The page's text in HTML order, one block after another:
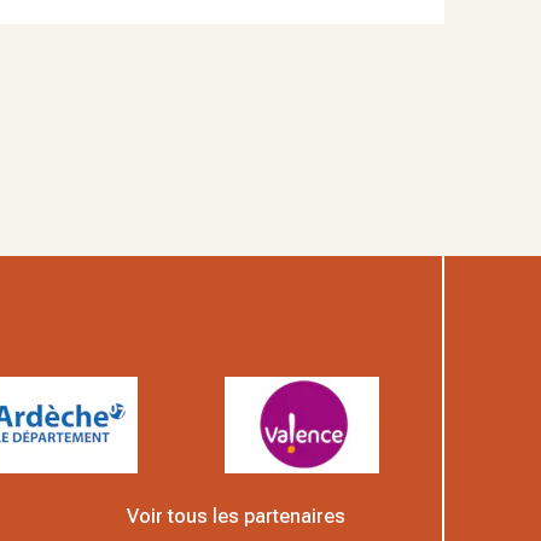
Voir tous les partenaires